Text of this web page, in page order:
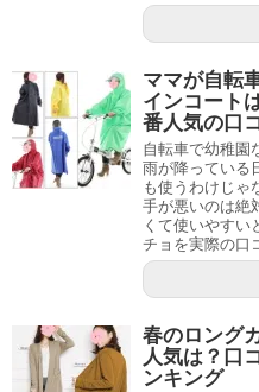
ママが自転
インコート
番人気の口
自転車で幼稚園
雨が降っている
も使うわけじゃ
手が悪いのは絶
くて使いやすい
チョを実際の口
春のロング
人気は？口
ンキング